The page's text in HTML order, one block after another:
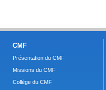
CMF
Présentation du CMF
Missions du CMF
Collège du CMF